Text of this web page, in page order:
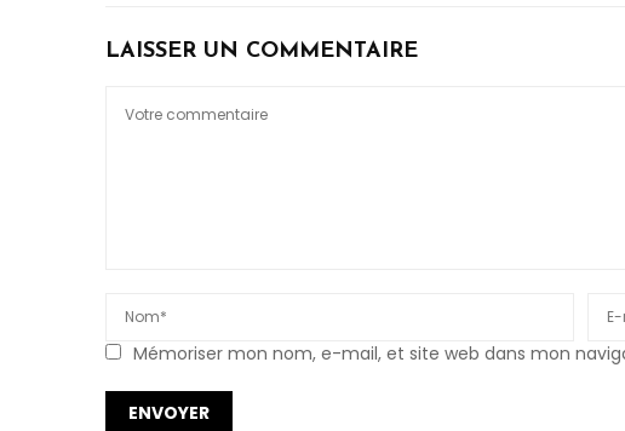
LAISSER UN COMMENTAIRE
Mémoriser mon nom, e-mail, et site web dans mon